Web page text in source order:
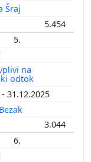
Šraj
5.454
5.
na
odtok
31.12.2025
3.044
6.